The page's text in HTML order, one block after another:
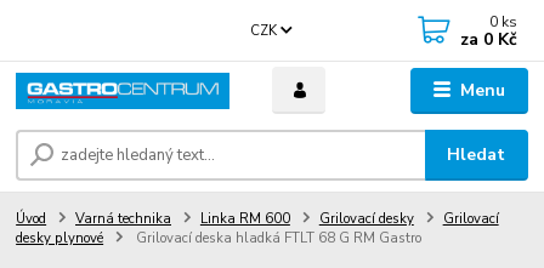
Menu
CZK
Hledat
0 ks
za 0 Kč
Úvod Varná technika Linka RM 600 Grilovací desky
Grilovací
desky plynové
Grilovací deska hladká FTLT 68 G RM Gastro